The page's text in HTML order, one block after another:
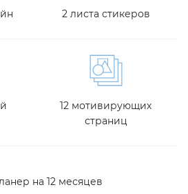
2 листа стикеров
12 мотивирующих
страниц
на 12 месяцев